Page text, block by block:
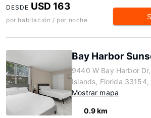
DESDE USD 163
por habitación / por noche
Bay Harbor
9440 W Bay Harbor
Islands, Florida 33154,
Mostrar mapa
0.9 km